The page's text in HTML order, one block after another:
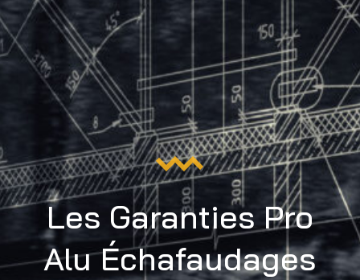
Les Garanties Pro
Alu Échafaudages